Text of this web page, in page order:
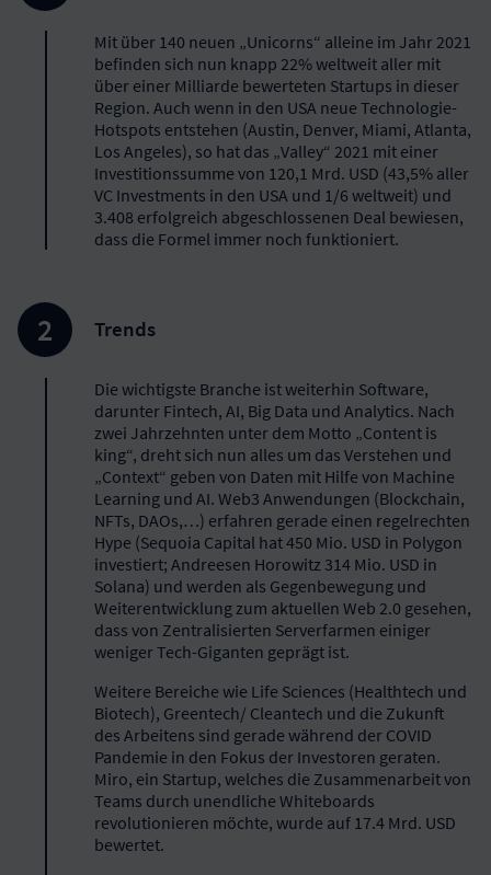
Mit über 140 neuen „Unicorns“ alleine im Jahr 2021
befinden sich nun knapp 22% weltweit aller mit
über einer Milliarde bewerteten Startups in dieser
Region. Auch wenn in den USA neue Technologie-
Hotspots entstehen (Austin, Denver, Miami, Atlanta,
Los Angeles), so hat das „Valley“ 2021 mit einer
Investitionssumme von 120,1 Mrd. USD (43,5% aller
VC Investments in den USA und 1/6 weltweit) und
3.408 erfolgreich abgeschlossenen Deal bewiesen,
dass die Formel immer noch funktioniert.
Trends
Die wichtigste Branche ist weiterhin Software,
darunter Fintech, AI, Big Data und Analytics. Nach
zwei Jahrzehnten unter dem Motto „Content is
king“, dreht sich nun alles um das Verstehen und
„Context“ geben von Daten mit Hilfe von Machine
Learning und AI. Web3 Anwendungen (Blockchain,
NFTs, DAOs,…) erfahren gerade einen regelrechten
Hype (Sequoia Capital hat 450 Mio. USD in Polygon
investiert; Andreesen Horowitz 314 Mio. USD in
Solana) und werden als Gegenbewegung und
Weiterentwicklung zum aktuellen Web 2.0 gesehen,
dass von Zentralisierten Serverfarmen einiger
weniger Tech-Giganten geprägt ist.
Weitere Bereiche wie Life Sciences (Healthtech und
Biotech), Greentech/ Cleantech und die Zukunft
des Arbeitens sind gerade während der COVID
Pandemie in den Fokus der Investoren geraten.
Miro, ein Startup, welches die Zusammenarbeit von
Teams durch unendliche Whiteboards
revolutionieren möchte, wurde auf 17.4 Mrd. USD
bewertet.